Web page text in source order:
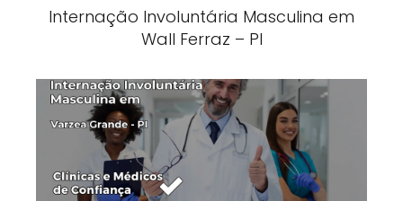
Internação Involuntária Masculina em
Wall Ferraz – PI